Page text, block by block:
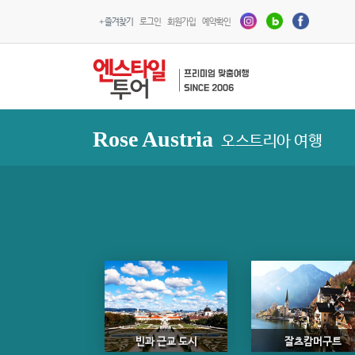
+ 즐겨찾기 로그인 회원가입 예약확인
Rose Austria 오스트리아 여행
빈과 근교 도시 잘츠캄머구트